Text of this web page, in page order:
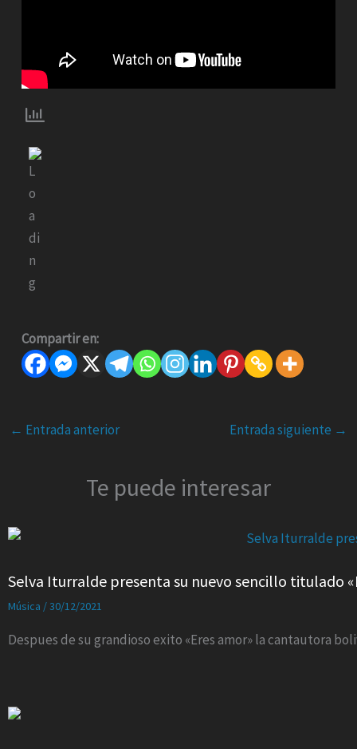
Compartir en:
← Entrada anterior Entrada siguiente →
Te puede interesar
Selva Iturralde presenta su nuevo sencillo titulado
Música /30/12/2021
Despues de su grandioso exito «Eres amor» la cantautora